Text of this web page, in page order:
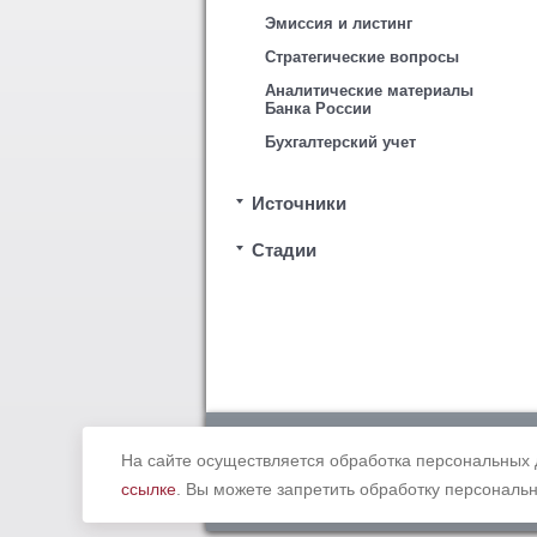
Эмиссия и листинг
Стратегические вопросы
Аналитические материалы
Банка России
Бухгалтерский учет
Источники
Стадии
законодательством Российской Федерации.
На сайте осуществляется обработка
ссылке. Вы можете запретить обработку